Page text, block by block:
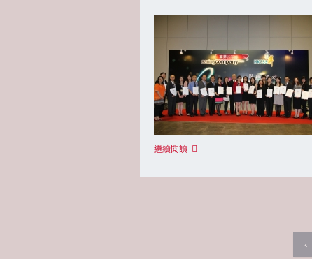
繼續閱讀
‹